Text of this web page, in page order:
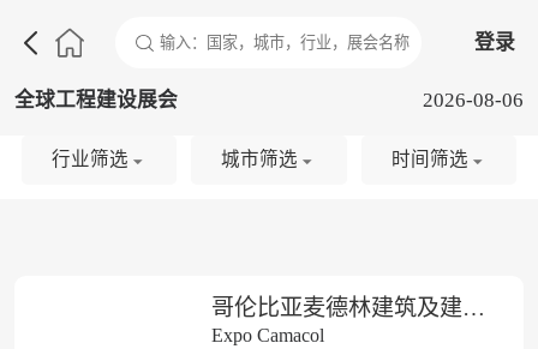
 登录
全球工程建设展会 2026-08-06
哥伦比亚麦德林建筑及建筑工程展览会
Expo Camacol
行业筛选 城市筛选 时间筛选